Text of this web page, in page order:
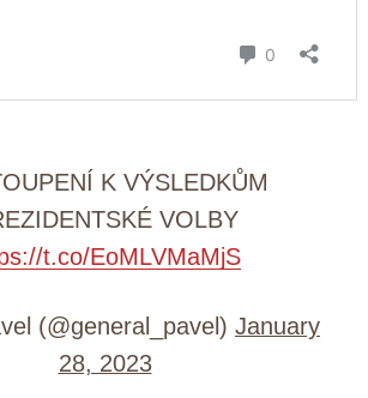
K VÝSLEDKŮM
VOLBY
t.co/EoMLVMaMjS
(@general_pavel) January
28, 2023